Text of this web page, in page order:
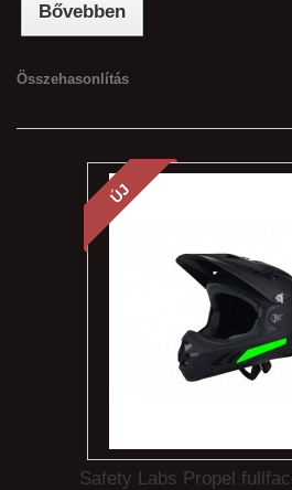
Bővebben
Összehasonlítás
ÚJ
Safety Labs Propel